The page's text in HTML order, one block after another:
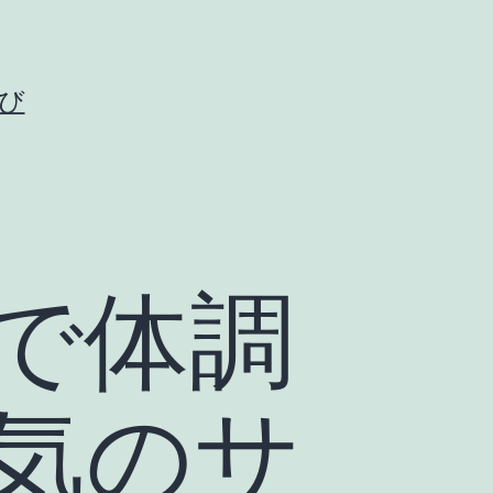
体調
のサ